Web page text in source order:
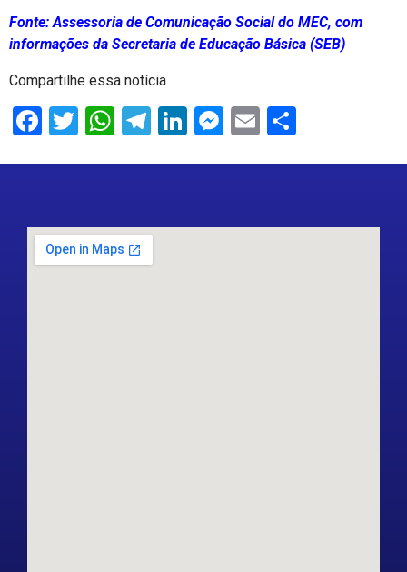
Fonte: Assessoria de Comunicação Social do MEC, com
informações da Secretaria de Educação Básica (SEB)
Compartilhe essa notícia
Facebook
Twitter
WhatsApp
Telegram
LinkedIn
Messenger
Email